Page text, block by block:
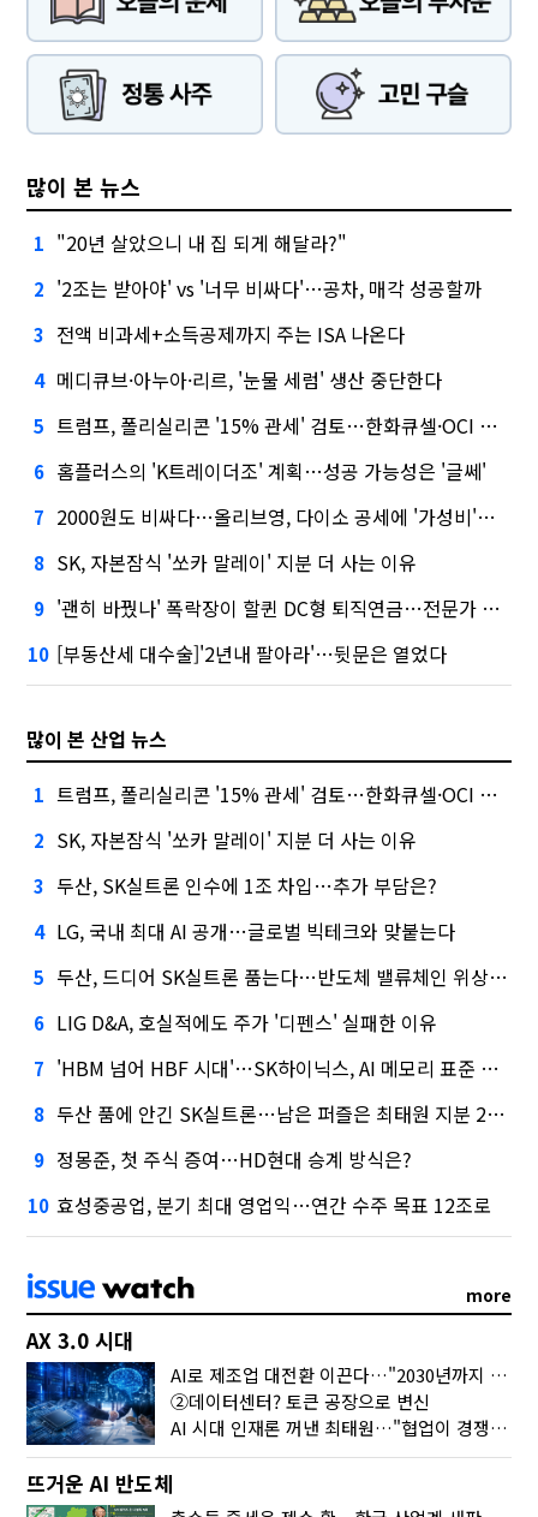
많이 본 뉴스
1 "20년 살았으니 내 집 되게 해달라?"
2 '2조는 받아야' vs '너무 비싸다'…공차, 매각 성공할까
3 전액 비과세+소득공제까지 주는 ISA 나온다
4 메디큐브·아누아·리르, '눈물 세럼' 생산 중단한다
5 트럼프, 폴리실리콘 '15% 관세' 검토…한화큐셀·OCI 영향은?
6 홈플러스의 'K트레이더조' 계획…성공 가능성은 '글쎄'
7 2000원도 비싸다…올리브영, 다이소 공세에 '가성비'로 맞불
8 SK, 자본잠식 '쏘카 말레이' 지분 더 사는 이유
9 '괜히 바꿨나' 폭락장이 할퀸 DC형 퇴직연금…전문가 조언은
10 [부동산세 대수술]'2년내 팔아라'…뒷문은 열었다
많이 본 산업 뉴스
1 트럼프, 폴리실리콘 '15% 관세' 검토…한화큐셀·OCI 영향은?
2 SK, 자본잠식 '쏘카 말레이' 지분 더 사는 이유
3 두산, SK실트론 인수에 1조 차입…추가 부담은?
4 LG, 국내 최대 AI 공개…글로벌 빅테크와 맞붙는다
5 두산, 드디어 SK실트론 품는다…반도체 밸류체인 위상 강화
6 LIG D&A, 호실적에도 주가 '디펜스' 실패한 이유
7 'HBM 넘어 HBF 시대'…SK하이닉스, AI 메모리 표준 선점 나섰다
8 두산 품에 안긴 SK실트론…남은 퍼즐은 최태원 지분 29.4%
9 정몽준, 첫 주식 증여…HD현대 승계 방식은?
10 효성중공업, 분기 최대 영업익…연간 수주 목표 12조로
more
AX 3.0 시대
AI로 제조업 대전환 이끈다…"2030년까지 민관합동 20조 투자"
②데이터센터? 토큰 공장으로 변신
AI 시대 인재론 꺼낸 최태원…"협업이 경쟁력"
뜨거운 AI 반도체